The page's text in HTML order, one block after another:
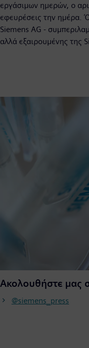
εργάσιμων ημερών, ο
εφευρέσεις την ημέρα.
Siemens AG -
αλλά εξαιρουμένης της
Ακολουθήστε μας
@siemens_press